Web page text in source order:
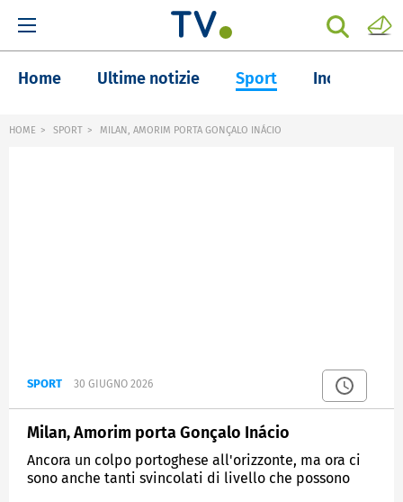
Home Ultime notizie Sport Inchieste
HOME SPORT MILAN, AMORIM PORTA GONÇALO INÁCIO
SPORT 30 GIUGNO 2026
Milan, Amorim porta Gonçalo Inácio
Ancora un colpo portoghese all'orizzonte, ma ora ci
sono anche tanti svincolati di livello che possono